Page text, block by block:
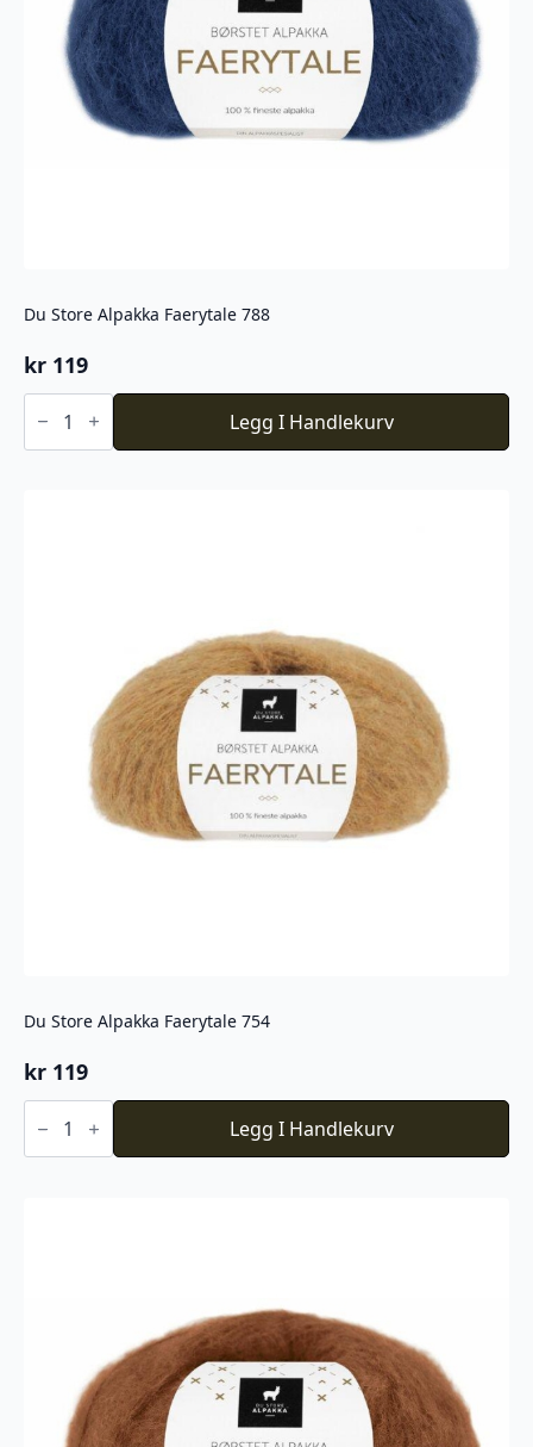
Du Store Alpakka Faerytale 788
kr 119
Du
Store
Faerytale
Legg I Handlekurv
Du Store Alpakka Faerytale 754
kr 119
Du
Store
Faerytale
Legg I Handlekurv